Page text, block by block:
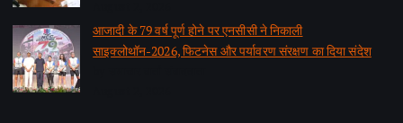
आजादी के 79 वर्ष पूर्ण होने पर एनसीसी ने निकाली
साइक्लोथॉन-2026, फिटनेस और पर्यावरण संरक्षण का दिया संदेश